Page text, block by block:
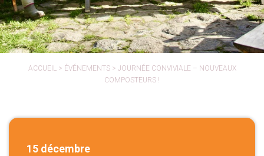
ACCUEIL> ÉVÉNEMENTS> JOURNÉE CONVIVIALE – NOUVEAUX
COMPOSTEURS !
15 décembre